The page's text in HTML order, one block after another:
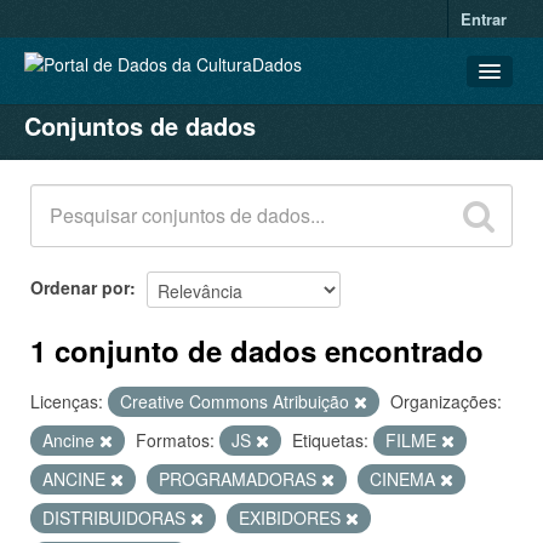
Entrar
CONJUNTOS DE DADOS
ORGANIZAÇÕES
GRUPOS
SOBRE
Conjuntos de dados
Ordenar por
1 conjunto de dados encontrado
Licenças: Creative Commons Atribuição
Organizações:
Ancine
Formatos: JS Etiquetas:
FILME
ANCINE
PROGRAMADORAS
CINEMA
DISTRIBUIDORAS
EXIBIDORES